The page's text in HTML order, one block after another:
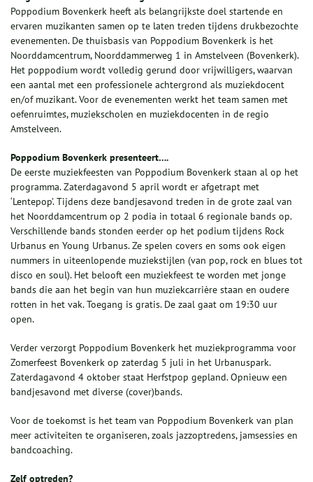
Poppodium Bovenkerk heeft als belangrijkste doel startende en
ervaren muzikanten samen op te laten treden tijdens drukbezochte
evenementen. De thuisbasis van Poppodium Bovenkerk is het
Noorddamcentrum, Noorddammerweg 1 in Amstelveen (Bovenkerk).
Het poppodium wordt volledig gerund door vrijwilligers, waarvan
een aantal met een professionele achtergrond als muziekdocent
en/of muzikant. Voor de evenementen werkt het team samen met
oefenruimtes, muziekscholen en muziekdocenten in de regio
Amstelveen.
Poppodium Bovenkerk presenteert….
De eerste muziekfeesten van Poppodium Bovenkerk staan al op het
programma. Zaterdagavond 5 april wordt er afgetrapt met
‘Lentepop’. Tijdens deze bandjesavond treden in de grote zaal van
het Noorddamcentrum op 2 podia in totaal 6 regionale bands op.
Verschillende bands stonden eerder op het podium tijdens Rock
Urbanus en Young Urbanus. Ze spelen covers en soms ook eigen
nummers in uiteenlopende muziekstijlen (van pop, rock en blues tot
disco en soul). Het belooft een muziekfeest te worden met jonge
bands die aan het begin van hun muziekcarrière staan en oudere
rotten in het vak. Toegang is gratis. De zaal gaat om 19:30 uur
open.
Verder verzorgt Poppodium Bovenkerk het muziekprogramma voor
Zomerfeest Bovenkerk op zaterdag 5 juli in het Urbanuspark.
Zaterdagavond 4 oktober staat Herfstpop gepland. Opnieuw een
bandjesavond met diverse (cover)bands.
Voor de toekomst is het team van Poppodium Bovenkerk van plan
meer activiteiten te organiseren, zoals jazzoptredens, jamsessies en
bandcoaching.
Zelf optreden?